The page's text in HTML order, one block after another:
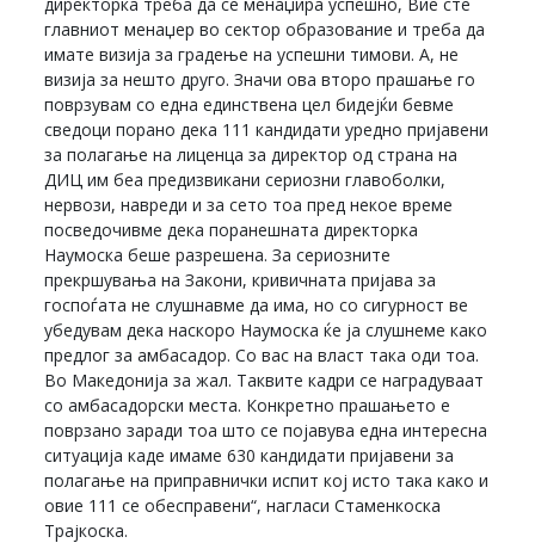
главниот менаџер во сектор образование и треба да
имате визија за градење на успешни тимови. А, не
визија за нешто друго. Значи ова второ прашање го
поврзувам со една единствена цел бидејќи бевме
сведоци порано дека 111 кандидати уредно пријавени
за полагање на лиценца за директор од страна на
ДИЦ им беа предизвикани сериозни главоболки,
нервози, навреди и за сето тоа пред некое време
посведочивме дека поранешната директорка
Наумоска беше разрешена. За сериозните
прекршувања на Закони, кривичната пријава за
госпоѓата не слушнавме да има, но со сигурност ве
убедувам дека наскоро Наумоска ќе ја слушнеме како
предлог за амбасадор. Со вас на власт така оди тоа.
Во Македонија за жал. Таквите кадри се наградуваат
со амбасадорски места. Конкретно прашањето е
поврзано заради тоа што се појавува една интересна
ситуација каде имаме 630 кандидати пријавени за
полагање на приправнички испит кој исто така како и
овие 111 се обесправени“, нагласи Стаменкоска
Трајкоска.